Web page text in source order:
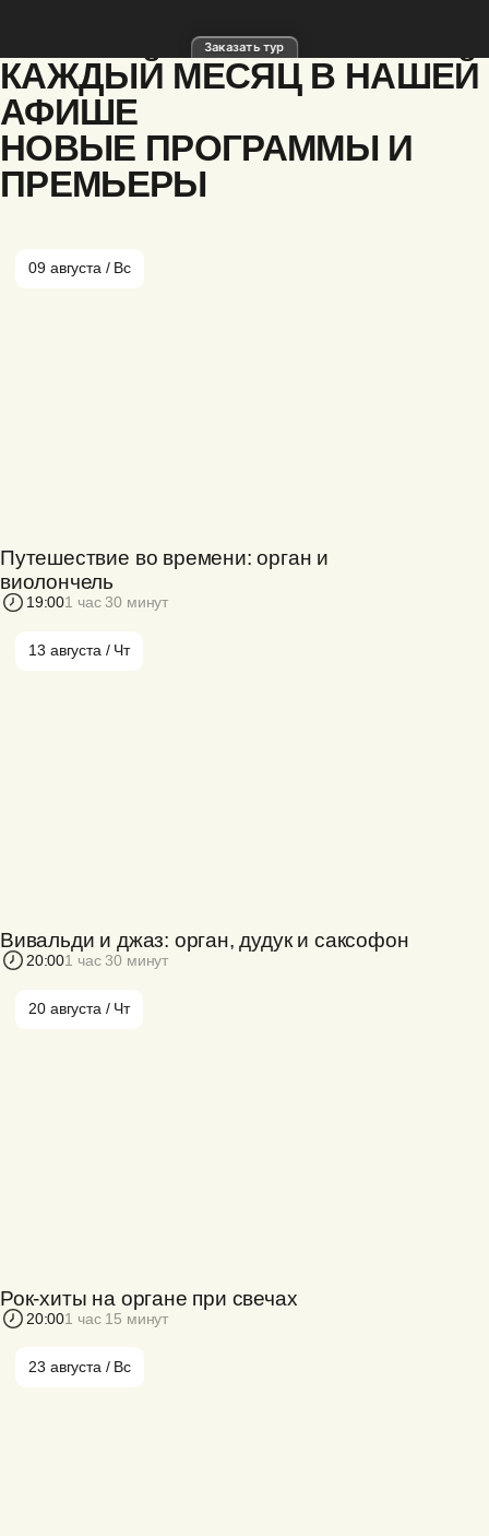
КАЖДЫЙ МЕСЯЦ В НАШЕЙ
АФИШЕ
НОВЫЕ ПРОГРАММЫ И
ПРЕМЬЕРЫ
09 августа / Вс
Путешествие во времени: орган и
виолончель
19:001 час 30 минут
13 августа / Чт
Вивальди и джаз: орган, дудук и саксофон
20:001 час 30 минут
20 августа / Чт
Рок-хиты на органе при свечах
20:001 час 15 минут
23 августа / Вс